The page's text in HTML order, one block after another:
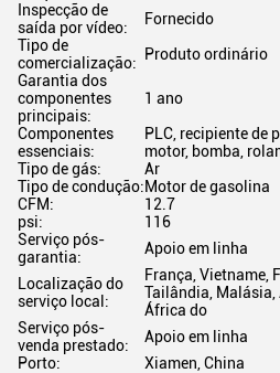
Inspecção de
saída por vídeo:
Fornecido
Tipo de
comercialização:
Produto ordinário
Garantia dos
componentes
principais:
1 ano
Componentes
essenciais:
PLC, recipiente de
motor, bomba,
Tipo de gás:
Ar
Tipo de condução:Motor de gasolina
CFM:
12.7
psi:
116
Serviço pós-
garantia:
Apoio em linha
Localização do
serviço local:
França, Vietname,
Tailândia, Malásia,
África do
Serviço pós-
venda prestado:
Apoio em linha
Porto:
Xiamen, China